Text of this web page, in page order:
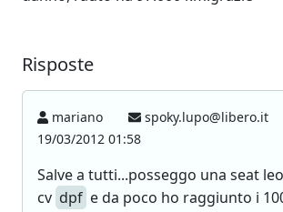
Risposte
mariano
spoky.lupo@libero.it
19/03/2012 01:58
Salve a tutti...posseggo una seat
cv dpf e da poco ho raggiunto i